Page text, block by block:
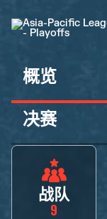
概览
决赛
战队
9